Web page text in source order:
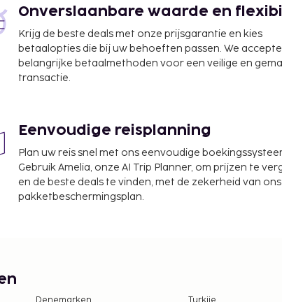
km
Centre - 9,9 km
km
- 10,2 km
is Lagos (LOS-Murtala Muhammed Intl.) -
Ter plaatse heb je een gratis
ontbijt.
een mobiel apparaat gebruiken voor toegang
Onverslaanbare waarde en
Krijg de beste deals met onze prijsgarantie en kies
betaalopties die bij uw behoeften passen. We
belangrijke betaalmethoden voor een veilige en
transactie.
Eenvoudige reisplanning
Plan uw reis snel met ons eenvoudige
Gebruik Amelia, onze AI Trip Planner, om prijzen te
en de beste deals te vinden, met de zekerheid van ons
pakketbeschermingsplan.